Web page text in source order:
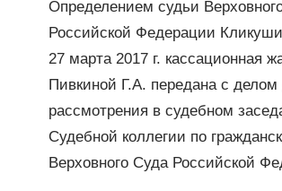
Определением судьи
Российской Федерации
27 марта 2017 г. кассационная
Пивкиной Г.А. передана с делом
рассмотрения в судебном
Судебной коллегии по
Верховного Суда Российской